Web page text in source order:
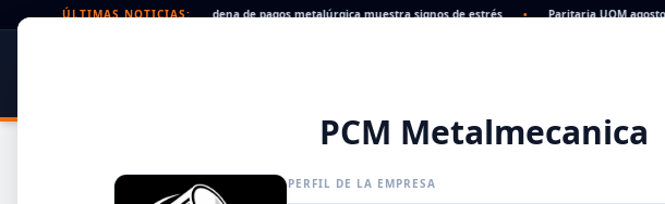
ÚLTIMAS NOTICIAS:
rechazados en alza: la cadena de pagos metalúrgica muestra signos de estrés • Paritaria UOM agosto
PCM Metalmecanica
PERFIL DE LA EMPRESA